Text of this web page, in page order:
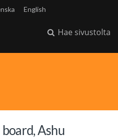
English
Hae sivustolta
Ashu